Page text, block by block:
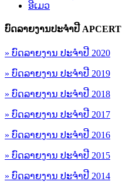
ອີເມວ
ບົດລາຍງານປະຈຳປີ APCERT
» ບົດລາຍງານ ປະຈຳປີ 2020
» ບົດລາຍງານ ປະຈຳປີ 2019
» ບົດລາຍງານ ປະຈຳປີ 2018
» ບົດລາຍງານ ປະຈຳປີ 2017
» ບົດລາຍງານ ປະຈຳປີ 2016
» ບົດລາຍງານ ປະຈຳປີ 2015
» ບົດລາຍງານ ປະຈຳປີ 2014